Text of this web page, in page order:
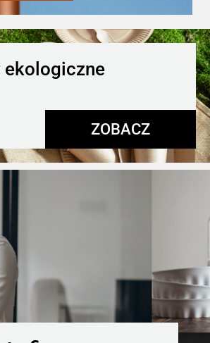
ekologiczne
ZOBACZ